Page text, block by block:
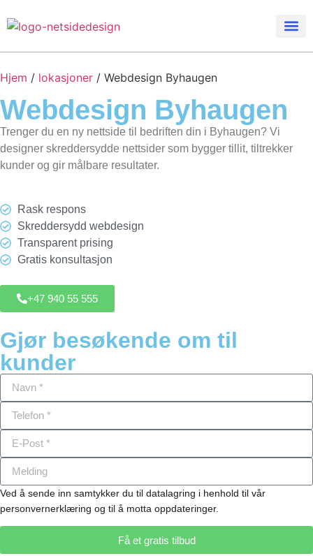
Hjem / lokasjoner / Webdesign Byhaugen
Webdesign Byhaugen
Trenger du en ny nettside til bedriften din i Byhaugen? Vi
designer skreddersydde nettsider som bygger tillit, tiltrekker
kunder og gir målbare resultater.
Rask respons
Skreddersydd webdesign
Transparent prising
Gratis konsultasjon
+47 940 55 555
Gjør besøkende om til
kunder
Ved å sende inn samtykker du til datalagring i henhold til vår
personvernerklæring og til å motta oppdateringer.
Få et gratis tilbud